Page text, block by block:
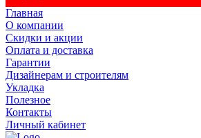
Главная
О компании
Скидки и акции
Оплата и доставка
Гарантии
Дизайнерам и строителям
Укладка
Полезное
Контакты
Личный кабинет